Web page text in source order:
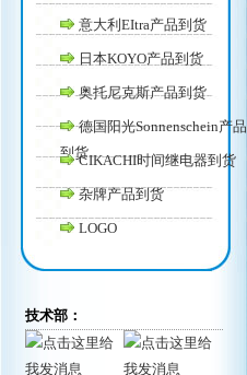
意大利EItra产品到货
日本KOYO产品到货
奥托尼克斯产品到货
德国阳光Sonnenschein产品
到货CIKACHI时间继电器到货
杂牌产品到货
LOGO
技术部：